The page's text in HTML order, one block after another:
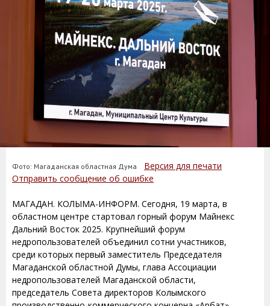
Фото: Магаданская областная Дума Версия для печати
Отправить сообщение об ошибке
МАГАДАН. КОЛЫМА-ИНФОРМ. Сегодня, 19 марта, в
областном центре стартовал горный форум Майнекс
Дальний Восток 2025. Крупнейший форум
недропользователей объединил сотни участников,
среди которых первый заместитель Председателя
Магаданской областной Думы, глава Ассоциации
недропользователей Магаданской области,
председатель Совета директоров Колымского